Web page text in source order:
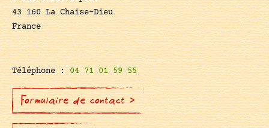
43 160 La Chaise-Dieu
France
Téléphone :04 71 01 59 55
Formulaire de contact >